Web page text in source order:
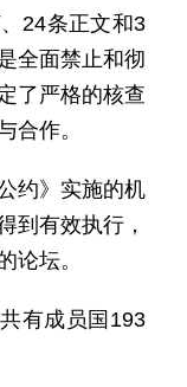
24条正文和3
全面禁止和彻
了严格的核查
合作。
约》实施的机
到有效执行，
论坛。
有成员国193